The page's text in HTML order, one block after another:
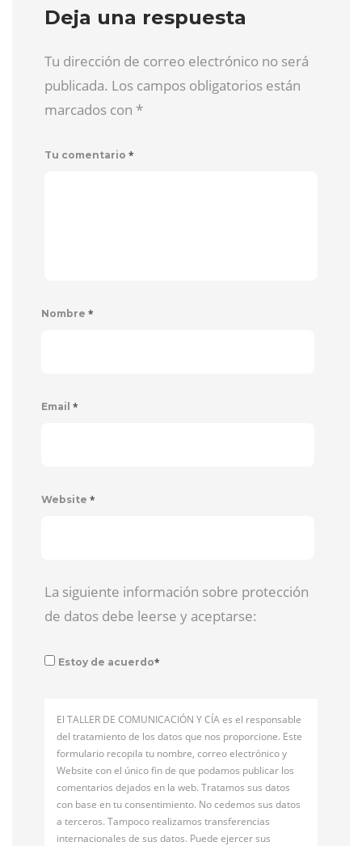
Deja una respuesta
Tu dirección de correo electrónico no será
publicada. Los campos obligatorios están
marcados con *
Tu comentario *
Nombre *
Email *
Website *
La siguiente información sobre protección
de datos debe leerse y aceptarse:
Estoy de acuerdo*
El TALLER DE COMUNICACIÓN Y CÍA es el responsable
del tratamiento de los datos que nos proporcione. Este
formulario recopila tu nombre, correo electrónico y
Website con el único fin de que podamos publicar los
comentarios dejados en la web. Tratamos sus datos
con base en tu consentimiento. No cedemos sus datos
a terceros. Tampoco realizamos transferencias
internacionales de sus datos. Puede ejercer sus